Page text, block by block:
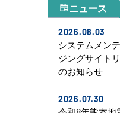
newspaperニュース
2026.08.03
システムメン
ジングサイト
のお知らせ
2026.07.30